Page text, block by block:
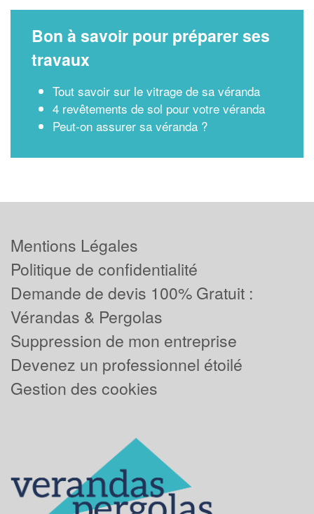
Bon à savoir pour préparer ses
travaux
Tout savoir sur le vitrage de sa véranda
4 revêtements de sol pour votre véranda
Peut-on assurer sa véranda ?
Mentions Légales
Politique de confidentialité
Demande de devis 100% Gratuit :
Vérandas & Pergolas
Suppression de mon entreprise
Devenez un professionnel étoilé
Gestion des cookies